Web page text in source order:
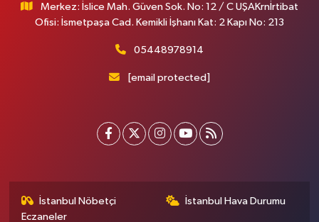
Merkez: İslice Mah. Güven Sok. No: 12 / C UŞAKrnİrtibat
Ofisi: İsmetpaşa Cad. Kemikli İşhanı Kat: 2 Kapı No: 213
05448978914
[email protected]
İstanbul Nöbetçi
Eczaneler
İstanbul Hava Durumu